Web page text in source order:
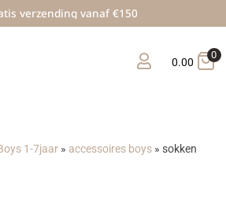
verzending vanaf €150
0.00
0
1-7jaar » accessoires boys » sokken